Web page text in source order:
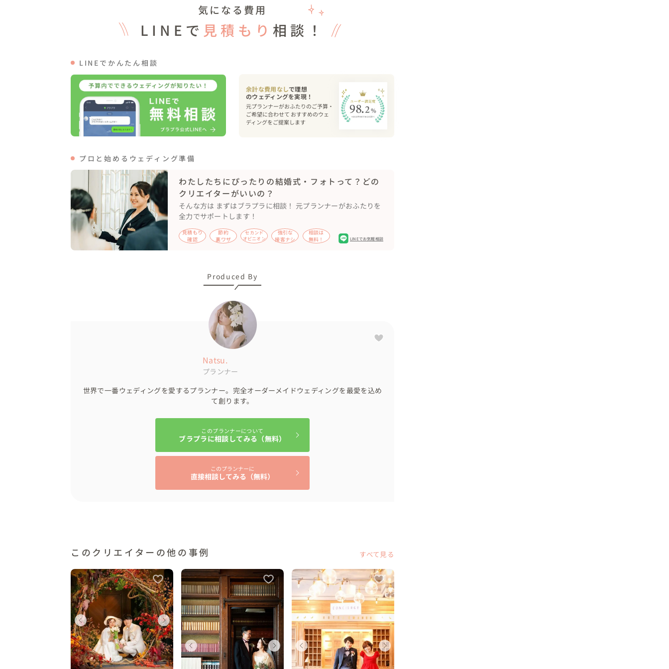
おしゃれな空間作りにこだわりたい方、アンティークな文化財や
都内でガーデン付きウェディングパーティーをしたい方は
ぜひご相談ください＾＾
気になる費用
LINEで 見積もり 相談！
LINEでかんたん相談
余計な費用なしで理想
元プランナーがおふたりのご予算・
ご希望に合わせて おすすめのウェ
ディングをご提案します
プロと始めるウェディング準備
わたしたちにぴったりの結婚式・フォトって？どの
クリエイターがいいの？
そんな方は まずはブラプラに相談！ 元プランナーがおふたりを
全力でサポートします！
見積もり
確認
節約
裏ワザ
セカンド
オピニオン
強引な
接客ナシ
相談は
無料！
LINEでお気軽相談
Produced By
Natsu.
プランナー
世界で一番ウェディングを愛するプランナー。完全オーダーメイドウェディングを最愛を込め
て創ります。
このプランナーについて
ブラプラに相談してみる（無料）
このプランナーに
直接相談してみる（無料）
このクリエイターの他の事例 すべて見る
ウェディング
神奈川県
300 〜 350 万円
ウェディング
神奈川県
300 〜 350 万円
ウェディング
神奈川県
300 〜 350 万円
ウェディング
東京都
ウェディング
東京都
ウェディング
東京都
ウェディング
東京都
ウェディング
東京都
ウェディング
東京都